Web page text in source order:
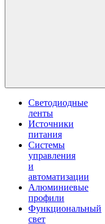
Светодиодные
ленты
Источники
питания
Системы
управления
и
автоматизации
Алюминиевые
профили
Функциональный
свет